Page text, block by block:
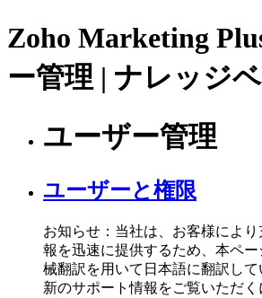
Zoho Marketing
ー管理 | ナレッジ
ユーザー管理
ユーザーと権限
お知らせ：当社は、お客様によ
報を迅速に提供するため、本ペ
械翻訳を用いて日本語に翻訳し
新のサポート情報をご覧いただ